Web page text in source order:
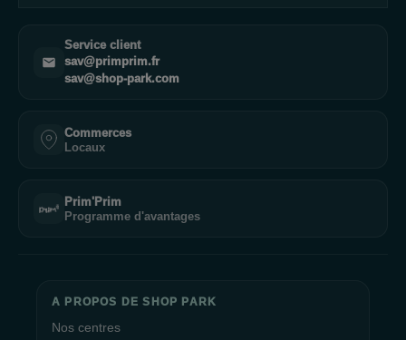
Service client
sav@primprim.fr
sav@shop-park.com
Commerces
Locaux
Prim'Prim
Programme d'avantages
A PROPOS DE SHOP PARK
Nos centres